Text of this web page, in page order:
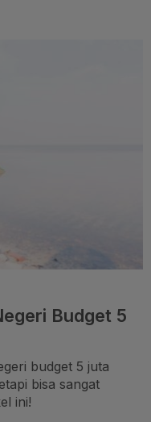
Budget 5
budget 5 juta
bisa sangat
ini!